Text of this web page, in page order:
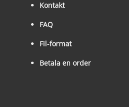
Kontakt
FAQ
Fil-format
Betala en order